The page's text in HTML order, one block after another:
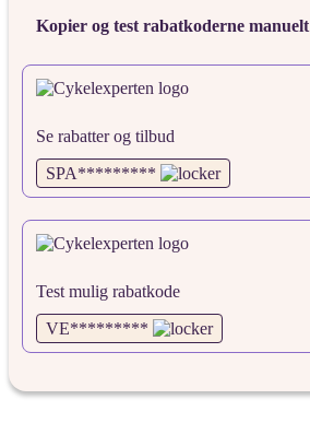
Kopier og test rabatkoderne manuelt
Se rabatter og tilbud
SPA*********
Test mulig rabatkode
VE*********